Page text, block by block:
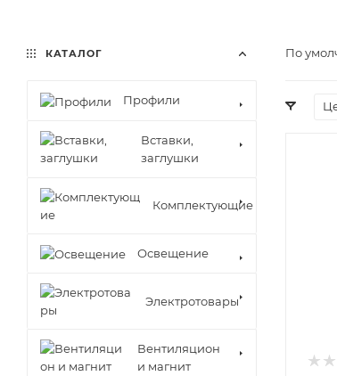
По
КАТАЛОГ
Профили
Вставки,
заглушки
Комплектующие
Освещение
Электротовары
Вентиляцион
и магнит